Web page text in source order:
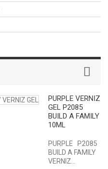
PURPLE VERNIZ
GEL P2085
BUILD A FAMILY
10ML
PURPLE P2085
BUILD A FAMILY
VERNIZ...